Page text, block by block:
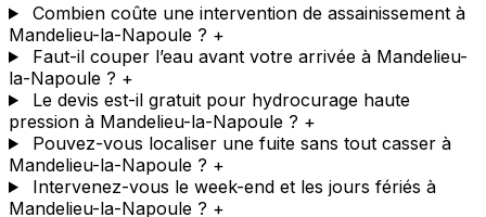
Combien coûte une intervention de assainissement à
Mandelieu-la-Napoule ? +
Faut-il couper l’eau avant votre arrivée à Mandelieu-
la-Napoule ? +
Le devis est-il gratuit pour hydrocurage haute
pression à Mandelieu-la-Napoule ? +
Pouvez-vous localiser une fuite sans tout casser à
Mandelieu-la-Napoule ? +
Intervenez-vous le week-end et les jours fériés à
Mandelieu-la-Napoule ? +